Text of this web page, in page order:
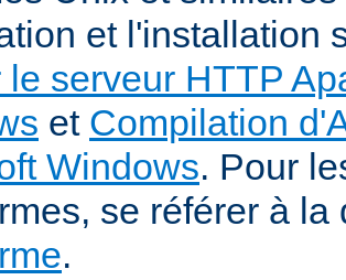
et l'installation
le serveur HTTP
et Compilation
Windows. Pour
se référer à
.